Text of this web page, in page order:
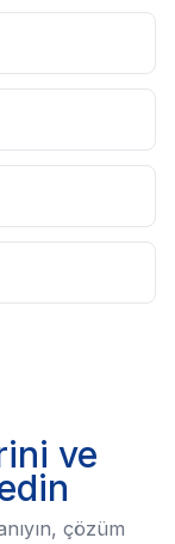
ve
çözüm